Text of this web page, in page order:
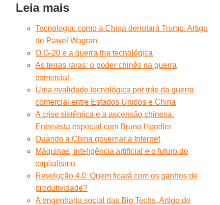
Leia mais
Tecnologia: como a China derrotará Trump. Artigo
de Pawel Wagran
O G-20 e a guerra fria tecnológica
As terras raras: o poder chinês na guerra
comercial
Uma rivalidade tecnológica por trás da guerra
comercial entre Estados Unidos e China
A crise sistêmica e a ascensão chinesa.
Entrevista especial com Bruno Hendler
Quando a China governar a Internet
Máquinas, inteligência artificial e o futuro do
capitalismo
Revolução 4.0: Quem ficará com os ganhos de
produtividade?
A engenharia social das Big Techs. Artigo de